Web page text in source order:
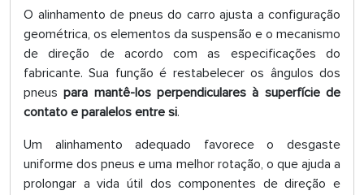
O alinhamento de pneus do carro ajusta a configuração
geométrica, os elementos da suspensão e o mecanismo
de direção de acordo com as especificações do
fabricante. Sua função é restabelecer os ângulos dos
pneuspara mantê-los perpendiculares à superfície de
contato e paralelos entre si.
Um alinhamento adequado favorece o desgaste
uniforme dos pneus e uma melhor rotação, o que ajuda a
prolongar a vida útil dos componentes de direção e